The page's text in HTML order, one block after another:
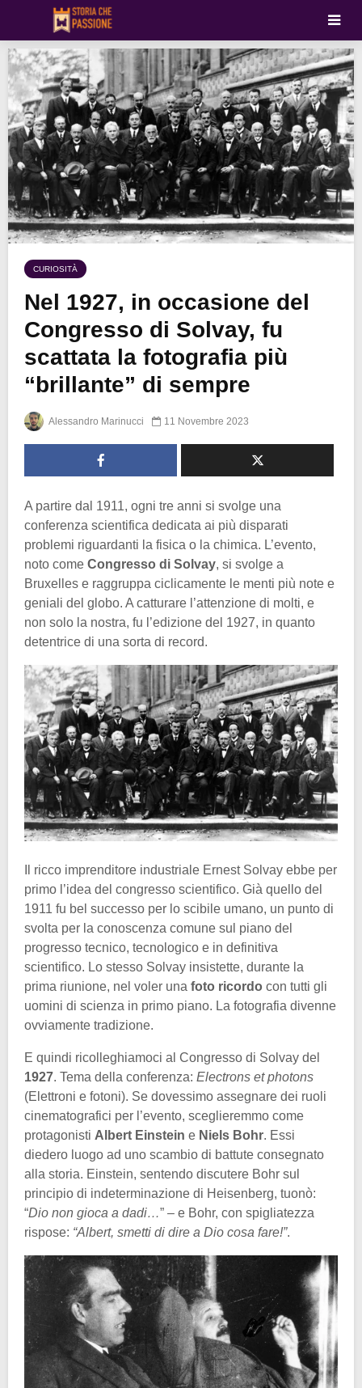
CURIOSITÀ
Nel 1927, in occasione del
Congresso di Solvay, fu
scattata la fotografia più
“brillante” di sempre
Alessandro Marinucci 11 Novembre 2023
A partire dal 1911, ogni tre anni si svolge una
conferenza scientifica dedicata ai più disparati
problemi riguardanti la fisica o la chimica. L’evento,
noto come Congresso di Solvay, si svolge a
Bruxelles e raggruppa ciclicamente le menti più note e
geniali del globo. A catturare l’attenzione di molti, e
non solo la nostra, fu l’edizione del 1927, in quanto
detentrice di una sorta di record.
Il ricco imprenditore industriale Ernest Solvay ebbe per
primo l’idea del congresso scientifico. Già quello del
1911 fu bel successo per lo scibile umano, un punto di
svolta per la conoscenza comune sul piano del
progresso tecnico, tecnologico e in definitiva
scientifico. Lo stesso Solvay insistette, durante la
prima riunione, nel voler una foto ricordo con tutti gli
uomini di scienza in primo piano. La fotografia divenne
ovviamente tradizione.
E quindi ricolleghiamoci al Congresso di Solvay del
1927. Tema della conferenza: Electrons et photons
(Elettroni e fotoni). Se dovessimo assegnare dei ruoli
cinematografici per l’evento, sceglieremmo come
protagonisti Albert Einstein e Niels Bohr. Essi
diedero luogo ad uno scambio di battute consegnato
alla storia. Einstein, sentendo discutere Bohr sul
principio di indeterminazione di Heisenberg, tuonò:
“Dio non gioca a dadi…” – e Bohr, con spigliatezza
rispose: “Albert, smetti di dire a Dio cosa fare!”.